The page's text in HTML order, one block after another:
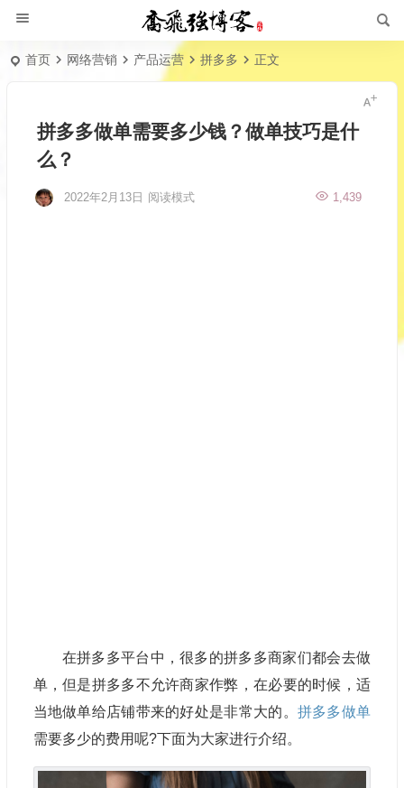
首页 网络营销 产品运营 拼多多 正文
拼多多做单需要多少钱？做单技巧是什
么？
2022年2月13日 1,439
阅读模式
在拼多多平台中，很多的拼多多商家们都会去做
单，但是拼多多不允许商家作弊，在必要的时候，适
当地做单给店铺带来的好处是非常大的。 拼多多做单
需要多少的费用呢?下面为大家进行介绍。